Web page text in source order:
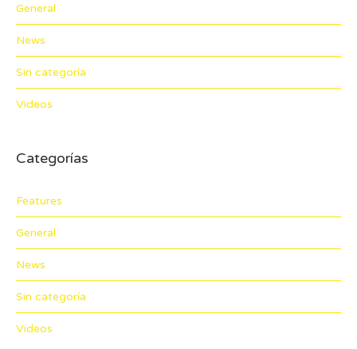
General
News
Sin categoría
Videos
Categorías
Features
General
News
Sin categoría
Videos